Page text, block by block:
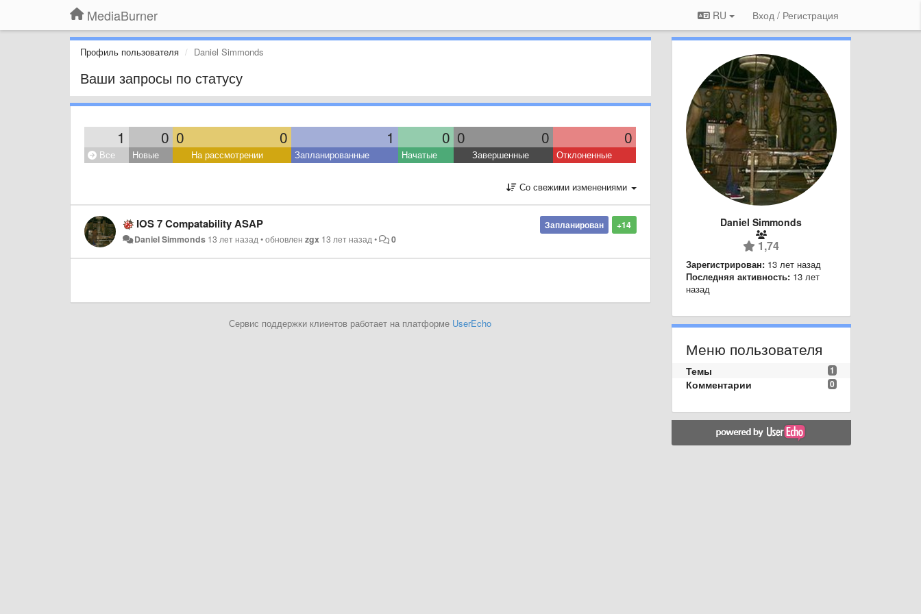
MediaBurner RU Вход / Регистрация
Профиль пользователя Daniel Simmonds
Ваши запросы по статусу
1 0 0 0 1 0 0 0 0
Все Новые На рассмотрении Запланированные Начатые Завершенные Отклоненные
Со свежими изменениями
+14
Запланирован
IOS 7 Compatability ASAP
Daniel Simmonds 13 лет назад•обновленzgx 13 лет назад• 0
Сервис поддержки клиентов работает на платформе UserEcho
Daniel Simmonds
1,74
Зарегистрирован: 13 лет назад
Последняя активность: 13 лет
назад
Меню пользователя
1
Темы
0
Комментарии